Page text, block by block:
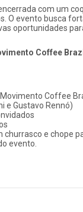
com um
O evento busca
oportunidades
Coffee
Coffee
e Gustavo Rennó)
churrasco e chope
evento.